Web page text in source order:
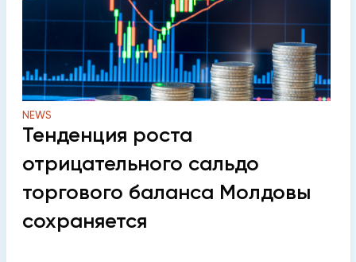
NEWS
Тенденция роста
отрицательного сальдо
торгового баланса Молдовы
сохраняется